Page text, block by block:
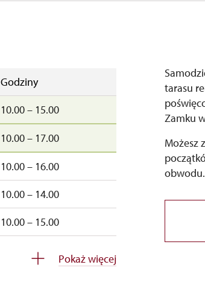
Godziny
10.00 – 15.00
10.00 – 17.00
10.00 – 16.00
10.00 – 14.00
10.00 – 15.00
10.00 – 15.00
Pokaż więcej
tarasu
Zamku
Możesz
obwodu.